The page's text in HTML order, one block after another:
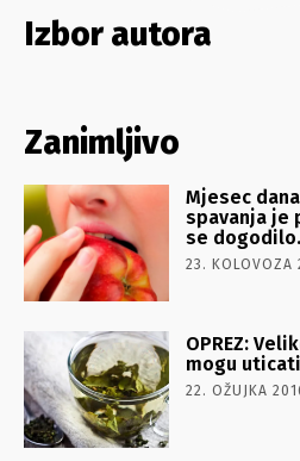
Izbor autora
Zanimljivo
Mjesec
spavanja je
se
23. KOLOVOZA
OPREZ:
mogu
22. OŽUJKA